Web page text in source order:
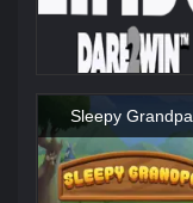
Sleepy Grandpa